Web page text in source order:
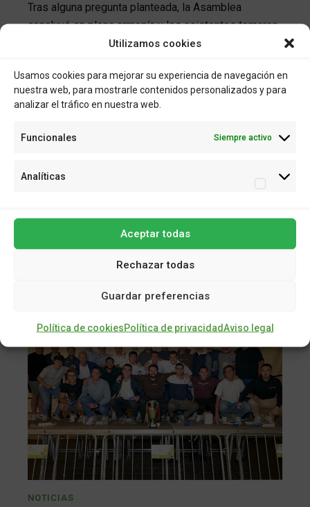
Utilizamos cookies
Usamos cookies para mejorar su experiencia de navegación en
nuestra web, para mostrarle contenidos personalizados y para
analizar el tráfico en nuestra web.
Funcionales Siempre activo
Analíticas
Aceptar todas
Rechazar todas
Guardar preferencias
Política de cookiesPolítica de privacidadAviso legal
Tras alguna pregunta planteada, la Asamblea
concluyó en plena armonía y los asistentes tomaron
un pequeño refrigerio para hacer frente al calor
temporada 23-24
SIGUIENTE
Futbol Emotion
También te puede interesar
NOTICIAS